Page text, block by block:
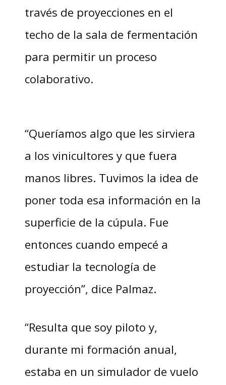
través de proyecciones en el
techo de la sala de fermentación
para permitir un proceso
colaborativo.
“Queríamos algo que les sirviera
a los vinicultores y que fuera
manos libres. Tuvimos la idea de
poner toda esa información en la
superficie de la cúpula. Fue
entonces cuando empecé a
estudiar la tecnología de
proyección”, dice Palmaz.
“Resulta que soy piloto y,
durante mi formación anual,
estaba en un simulador de vuelo